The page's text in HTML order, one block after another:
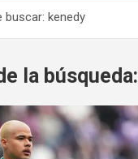
buscar: kenedy
la búsqueda: